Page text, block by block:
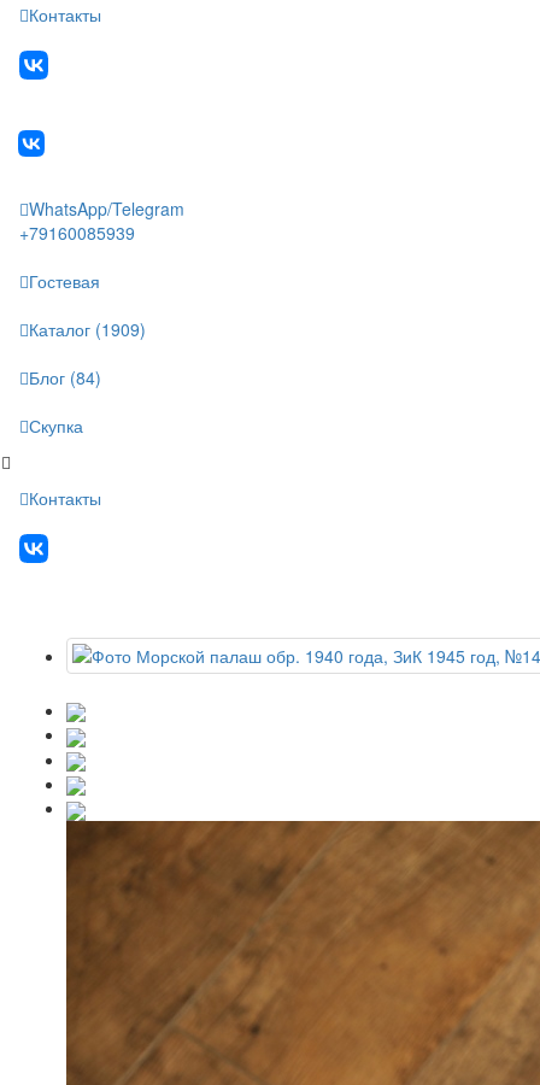
Контакты
WhatsApp/Telegram
+79160085939
Гостевая
Каталог (1909)
Блог (84)
Скупка
Контакты